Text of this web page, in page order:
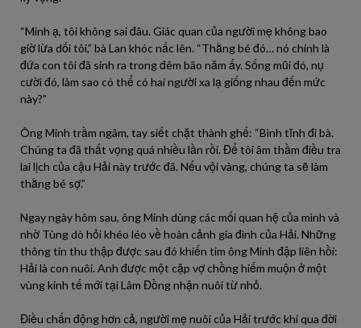
“Minh ạ, tôi không sai đâu. Giác quan của người mẹ không bao
giờ lừa dối tôi,” bà Lan khóc nấc lên. “Thằng bé đó… nó chính là
đứa con tôi đã sinh ra trong đêm bão năm ấy. Sống mũi đó, nụ
cười đó, làm sao có thể có hai người xa lạ giống nhau đến mức
này?”
Ông Minh trầm ngâm, tay siết chặt thành ghế: “Bình tĩnh đi bà.
Chúng ta đã thất vọng quá nhiều lần rồi. Để tôi âm thầm điều tra
lai lịch của cậu Hải này trước đã. Nếu vội vàng, chúng ta sẽ làm
thằng bé sợ.”
Ngay ngày hôm sau, ông Minh dùng các mối quan hệ của mình và
nhờ Tùng dò hỏi khéo léo về hoàn cảnh gia đình của Hải. Những
thông tin thu thập được sau đó khiến tim ông Minh đập liên hồi:
Hải là con nuôi. Anh được một cặp vợ chồng hiếm muộn ở một
vùng kinh tế mới tại Lâm Đồng nhận nuôi từ nhỏ.
Điều chấn động hơn cả, người mẹ nuôi của Hải trước khi qua đời